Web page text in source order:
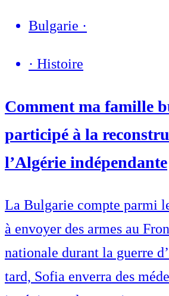
Bulgarie ·
· Histoire
Comment ma famille
participé à la
l’Algérie indépendante
La Bulgarie compte parmi
à envoyer des armes au
nationale durant la guerre
tard, Sofia enverra des